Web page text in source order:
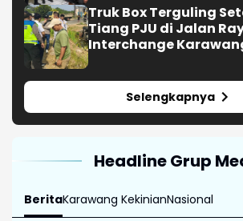
Truk Box Terguling
Tiang PJU di Jalan
Interchange
Selengkapnya
Headline Grup
BeritaKarawang KekinianNasional